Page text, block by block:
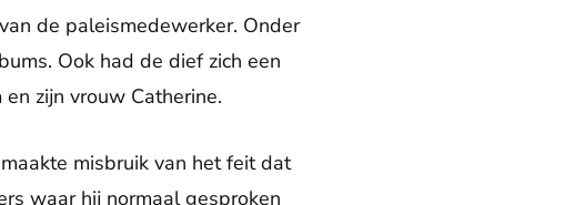
de paleismedewerker. Onder
Ook had de dief zich een
zijn vrouw Catherine.
misbruik van het feit dat
waar hij normaal gesproken